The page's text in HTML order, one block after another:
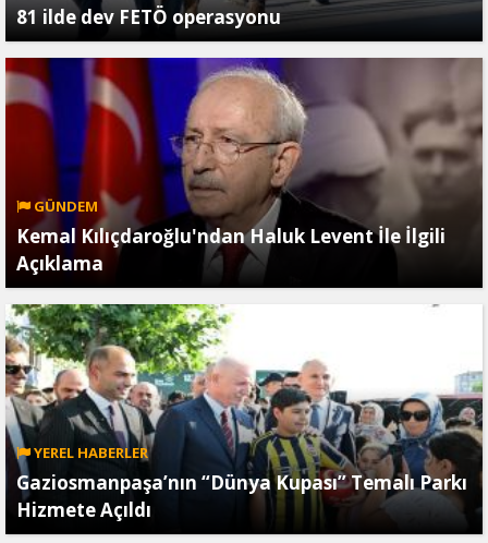
81 ilde dev FETÖ operasyonu
GÜNDEM
Kemal Kılıçdaroğlu'ndan Haluk Levent İle İlgili
Açıklama
YEREL HABERLER
Gaziosmanpaşa’nın “Dünya Kupası” Temalı Parkı
Hizmete Açıldı